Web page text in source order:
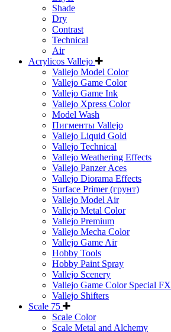
Shade
Dry
Contrast
Technical
Air
Acrylicos Vallejo
Vallejo Model Color
Vallejo Game Color
Vallejo Game Ink
Vallejo Xpress Color
Model Wash
Пигменты Vallejo
Vallejo Liquid Gold
Vallejo Technical
Vallejo Weathering Effects
Vallejo Panzer Aces
Vallejo Diorama Effects
Surface Primer (грунт)
Vallejo Model Air
Vallejo Metal Color
Vallejo Premium
Vallejo Mecha Color
Vallejo Game Air
Hobby Tools
Hobby Paint Spray
Vallejo Scenery
Vallejo Game Color Special FX
Vallejo Shifters
Scale 75
Scale Color
Scale Metal and Alchemy